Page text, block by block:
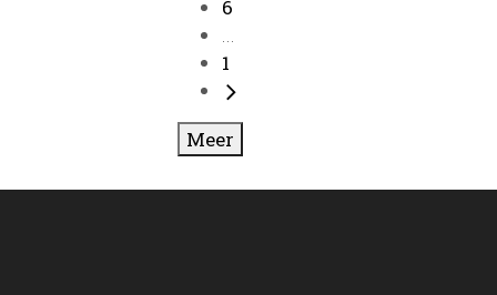
6
...
1
Meer